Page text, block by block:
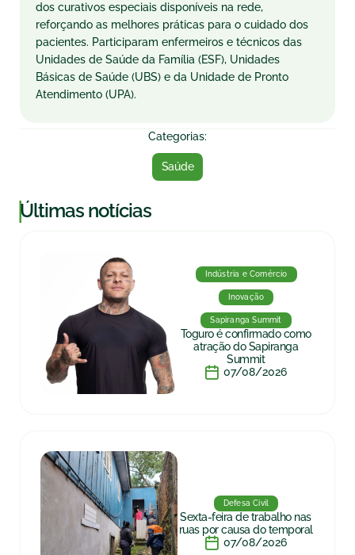
dos curativos especiais disponíveis na rede,
reforçando as melhores práticas para o cuidado dos
pacientes. Participaram enfermeiros e técnicos das
Unidades de Saúde da Família (ESF), Unidades
Básicas de Saúde (UBS) e da Unidade de Pronto
Atendimento (UPA).
Categorias:
Saúde
|Últimas notícias
Indústria e Comércio
Inovação
Sapiranga Summit
Toguro é confirmado como
atração do Sapiranga
Summit
07/08/2026
Defesa Civil
Sexta-feira de trabalho nas
ruas por causa do temporal
07/08/2026